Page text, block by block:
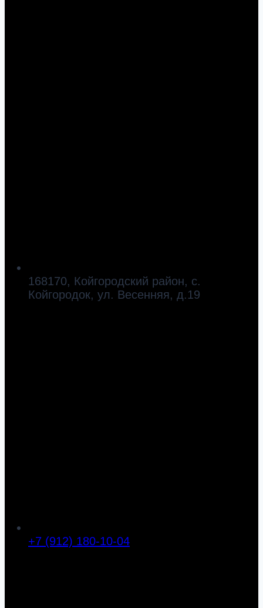
168170, Койгородский район, с.
Койгородок, ул. Весенняя, д.19
+7 (912) 180-10-04